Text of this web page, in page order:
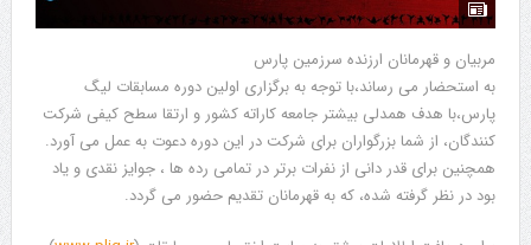
مربیان و قهرمانان ارزنده سرزمین پارس
به استحضار می رساند،با توجه به برگزاری اولین دوره مسابقات لیگ
پارس،با هدف همدلی بیشتر جامعه کاراته کشور و ارتقا سطح کیفی شرکت
کنندگان، از شما بزرگواران برای شرکت در این دوره دعوت به عمل می آورد.
همچنین برای قدر دانی از نفرات برتر در تمامی رده ها ، جوایز نقدی و یاد
بود در نظر گرفته شده، که به قهرمانان تقدیم حضور می گردد.